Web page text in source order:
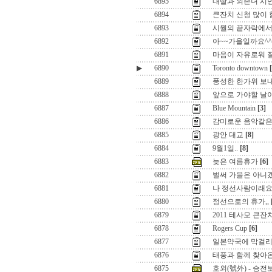
6894
큰잔치 신청 많이
6893
시월의 끝자락에
6892
아~~가을일까요^^
6891
마음이 자유로워
▶
6890 Toronto downtown
6889
풍성한 한가위 보
6888
앞으로 가야할 날
6887
Blue Mountain [3]
6886
감미로운 음악같
6885
광안 대교 [8]
6884
9월1일.. [8]
6883
늦은 여름휴가 [6]
6882
벌써 가을은 아니
6881
나 정선사람이래
6880
정선으로의 휴가,,
6879
2011 테사모 큰잔
6878
Rogers Cup [6]
6877
일본약국에 막걸
6876
태풍과 함께 찾아
6875
호외(號外) - 승전